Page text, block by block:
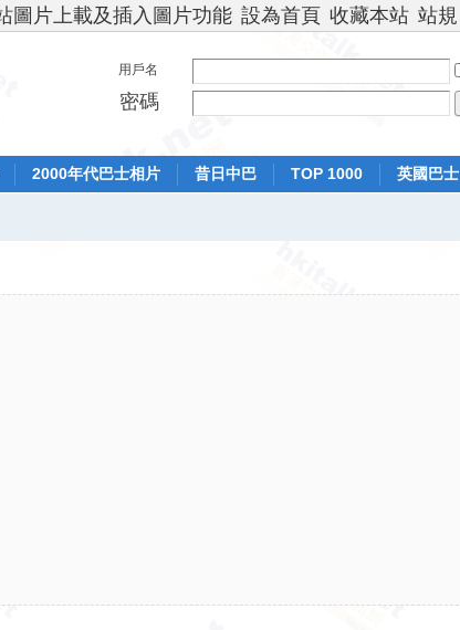
圖片上載及插入圖片功能 設為首頁 收藏本站 站規
用戶名
密碼
2000年代巴士相片 昔日中巴 TOP 1000
英國巴士